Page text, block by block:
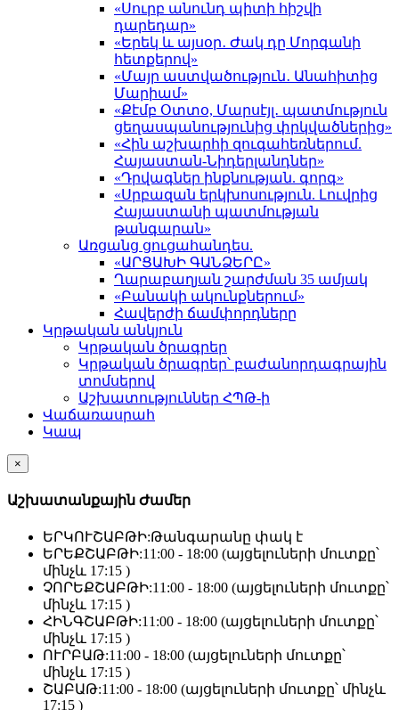
«Սուրբ անունդ պիտի հիշվի
դարեդար»
«Երեկ և այսօր․ Ժակ դը Մորգանի
հետքերով»
«Մայր աստվածություն․ Անահիտից
Մարիամ»
«Քէմբ Օտտօ, Մարսէյլ․ պատմություն
ցեղասպանությունից փրկվածներից»
«Հին աշխարհի զուգահեռներում.
Հայաստան-Նիդերլանդներ»
«Դրվագներ ինքնության. գորգ»
«Սրբազան երկխոսություն. Լուվրից
Հայաստանի պատմության
թանգարան»
Առցանց ցուցահանդես.
«ԱՐՑԱԽԻ ԳԱՆՁԵՐԸ»
Ղարաբաղյան շարժման 35 ամյակ
«Բանակի ակունքներում»
Հավերժի ճամփորդները
Կրթական անկյուն
Կրթական ծրագրեր
Կրթական ծրագրեր՝ բաժանորդագրային
տոմսերով
Աշխատություններ ՀՊԹ-ի
Վաճառասրահ
Կապ
×
Աշխատանքային Ժամեր
ԵՐԿՈՒՇԱԲԹԻ:Թանգարանը փակ է
ԵՐԵՔՇԱԲԹԻ:11:00 - 18:00 (այցելուների մուտքը՝
մինչև 17:15 )
ՉՈՐԵՔՇԱԲԹԻ:11:00 - 18:00 (այցելուների մուտքը՝
մինչև 17:15 )
ՀԻՆԳՇԱԲԹԻ:11:00 - 18:00 (այցելուների մուտքը՝
մինչև 17:15 )
ՈՒՐԲԱԹ:11:00 - 18:00 (այցելուների մուտքը՝
մինչև 17:15 )
ՇԱԲԱԹ:11:00 - 18:00 (այցելուների մուտքը՝ մինչև
17:15 )